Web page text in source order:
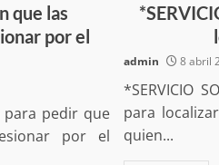
que las
por el
para pedir que
por el
admin 8 abril
*SERVICIO
para
quien...
Gobierno refuerza
en San Juan
Mazatlán